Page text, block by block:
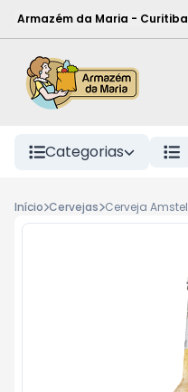
Armazém da Maria - Curitiba
Categorias
Início Cervejas